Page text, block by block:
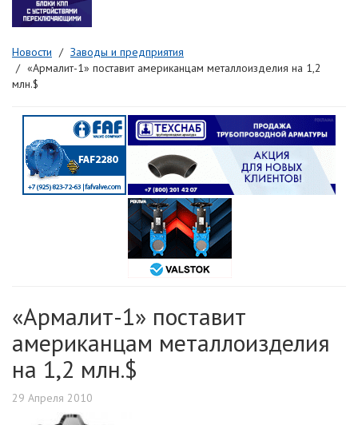
Новости
Заводы и предприятия
«Армалит-1» поставит американцам металлоизделия на 1,2
млн.$
«Армалит-1» поставит
американцам металлоизделия
на 1,2 млн.$
29 Апреля 2010